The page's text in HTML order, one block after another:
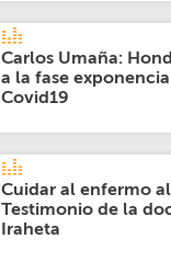
Carlos Umaña:
a la fase
Covid19
Cuidar al enfermo
Testimonio de la
Iraheta